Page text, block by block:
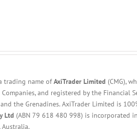
trading name ofAxiTrader Limited (CMG),
and registered by the Financial
the Grenadines. AxiTrader Limited is
Ltd (ABN 79 618 480 998) is incorporated
Australia.